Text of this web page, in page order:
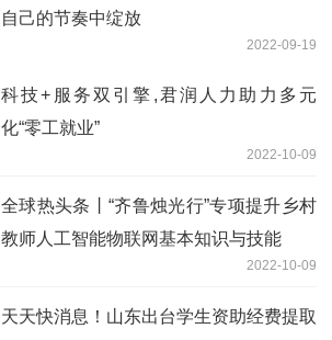
自己的节奏中绽放
2022-09-19
科技+服务双引擎,君润人力助力多元
化“零工就业”
2022-10-09
全球热头条丨“齐鲁烛光行”专项提升乡村
教师人工智能物联网基本知识与技能
2022-10-09
天天快消息！山东出台学生资助经费提取